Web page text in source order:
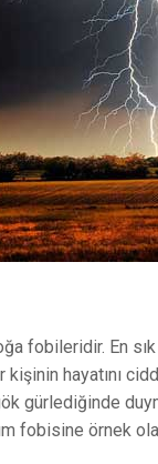
fobileridir. En
kişinin hayatını
gürlediğinde
fobisine örnek